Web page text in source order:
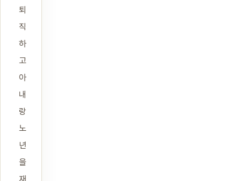
퇴
직
하
고
아
내
랑
노
년
을